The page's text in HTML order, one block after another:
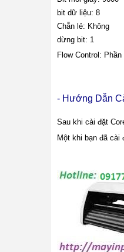
bit dữ liệu: 8
Chẵn lẻ: Không
dừng bit: 1
Flow Control:
- Hướng Dẫn
Sau khi cài đặt
Một khi bạn đã cài